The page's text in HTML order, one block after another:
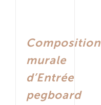
Composition
murale
d’Entrée
pegboard